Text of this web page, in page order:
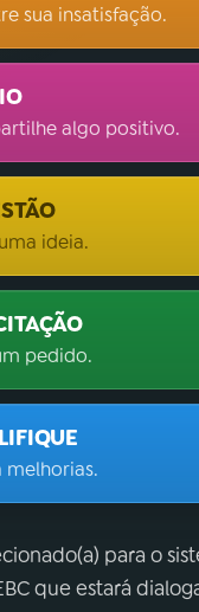
sua insatisfação.
algo positivo.
ideia.
pedido.
melhorias.
para o
que estará